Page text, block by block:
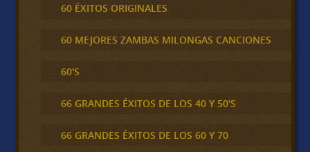
60 ÉXITOS ORIGINALES
60 MEJORES ZAMBAS MILONGAS CANCIONES
60'S
66 GRANDES ÉXITOS DE LOS 40 Y 50'S
66 GRANDES ÉXITOS DE LOS 60 Y 70